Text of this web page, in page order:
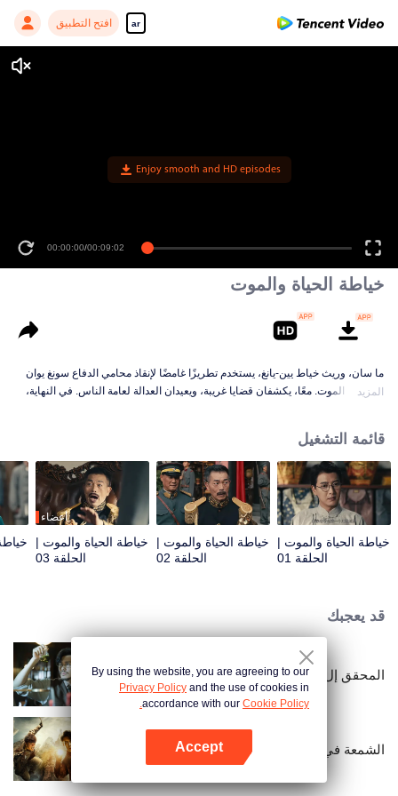
ar افتح التطبيق
Enjoy smooth and HD episodes
00:00:00/00:09:02
خياطة الحياة والموت
ما سان، وريث خياط يين-يانغ، يستخدم تطريزًا غامضًا لإنقاذ محامي الدفاع سونغ يوان
من حافة الموت. معًا، يكشفان قضايا غريبة، ويعيدان العدالة لعامة الناس. في النهاية،
المزيد
قائمة التشغيل
خياطة الحياة والموت |
الحلقة 01
خياطة الحياة والموت |
الحلقة 02
أعضاء
خياطة الحياة والموت |
الحلقة 03
قد يعجبك
المحقق إل
الشمعة في القبر مدينة جينغجوي المفقودة
By using the website, you are agreeing to our
Privacy Policy and the use of cookies in
accordance with our Cookie Policy.
Accept